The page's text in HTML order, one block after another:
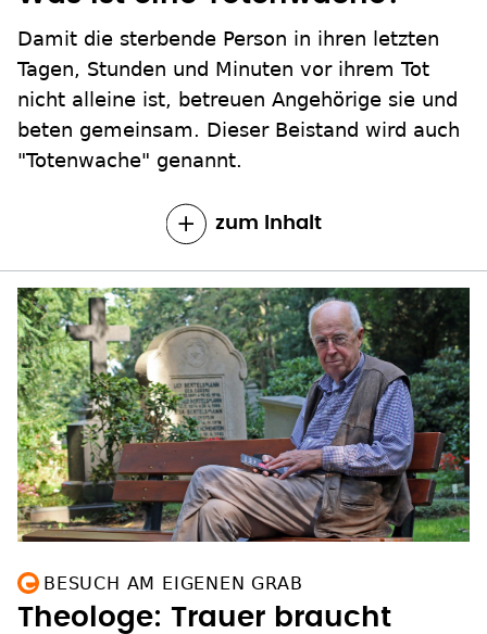
Damit die sterbende Person in ihren letzten
Tagen, Stunden und Minuten vor ihrem Tot
nicht alleine ist, betreuen Angehörige sie und
beten gemeinsam. Dieser Beistand wird auch
"Totenwache" genannt.
zum Inhalt
BESUCH AM EIGENEN GRAB
Theologe: Trauer braucht